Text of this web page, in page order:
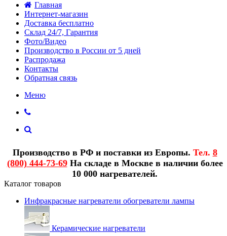
Главная
Интернет-магазин
Доставка бесплатно
Склад 24/7, Гарантия
Фото/Видео
Производство в России от 5 дней
Распродажа
Контакты
Обратная связь
Меню
Производство в РФ и поставки из Европы. Тел. 8
(800) 444-73-69На складе в Москве в наличии более
10 000 нагревателей.
Каталог товаров
Инфракрасные нагреватели обогреватели лампы
Керамические нагреватели